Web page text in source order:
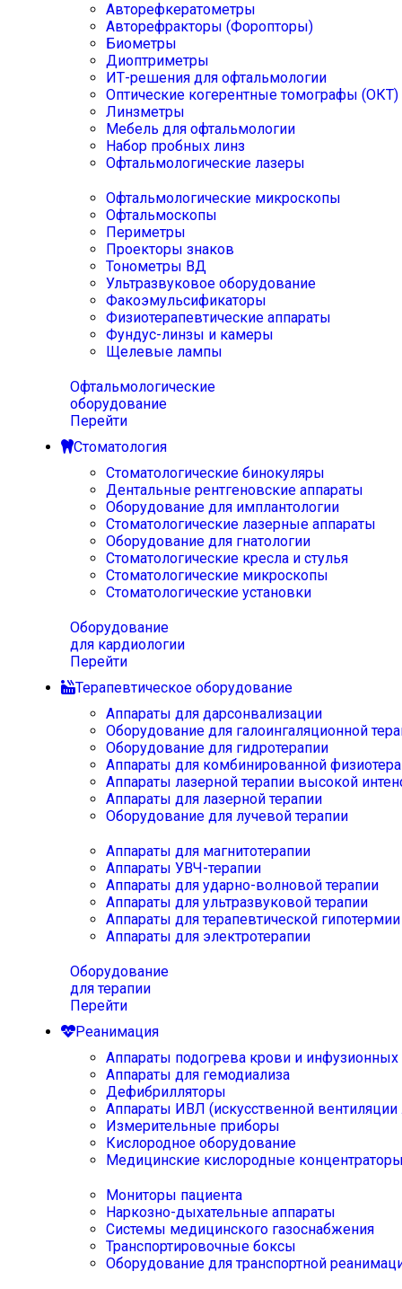
Авторефкератометры
Авторефракторы (Форопторы)
Биометры
Диоптриметры
ИТ-решения для офтальмологии
Оптические когерентные томографы (ОКТ)
Линзметры
Мебель для офтальмологии
Набор пробных линз
Офтальмологические лазеры
Офтальмологические микроскопы
Офтальмоскопы
Периметры
Проекторы знаков
Тонометры ВД
Ультразвуковое оборудование
Факоэмульсификаторы
Физиотерапевтические аппараты
Фундус-линзы и камеры
Щелевые лампы
Офтальмологические
оборудование
Перейти
Стоматология
Стоматологические бинокуляры
Дентальные рентгеновские аппараты
Оборудование для имплантологии
Стоматологические лазерные аппараты
Оборудование для гнатологии
Стоматологические кресла и стулья
Стоматологические микроскопы
Стоматологические установки
Оборудование
для кардиологии
Перейти
Терапевтическое оборудование
Аппараты для дарсонвализации
Оборудование для галоингаляционной
Оборудование для гидротерапии
Аппараты для комбинированной
Аппараты лазерной терапии высокой
Аппараты для лазерной терапии
Оборудование для лучевой терапии
Аппараты для магнитотерапии
Аппараты УВЧ-терапии
Аппараты для ударно-волновой терапии
Аппараты для ультразвуковой терапии
Аппараты для терапевтической
Аппараты для электротерапии
Оборудование
для терапии
Перейти
Реанимация
Аппараты подогрева крови и инфузионных
Аппараты для гемодиализа
Дефибрилляторы
Аппараты ИВЛ (искусственной вентиляции
Измерительные приборы
Кислородное оборудование
Медицинские кислородные
Мониторы пациента
Наркозно-дыхательные аппараты
Системы медицинского газоснабжения
Транспортировочные боксы
Оборудование для транспортной